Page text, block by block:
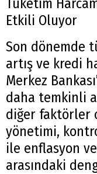
Tüketim
Etkili Oluyor
Son dönemde
artış ve kredi
Merkez
daha temkinli
diğer faktörler
yönetimi,
ile enflasyon
arasındaki